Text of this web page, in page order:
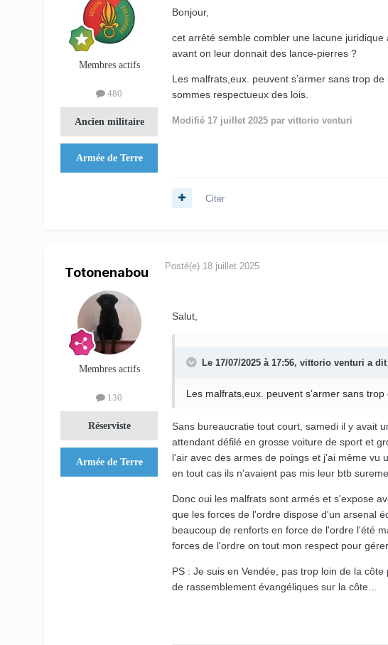
Membres actifs
480
Ancien militaire
Armée de Terre
Bonjour,
cet arrêté semble combler une lacune
avant on leur donnait des lance-pierres ?
Les malfrats,eux. peuvent s’armer sans trop
sommes respectueux des lois.
Modifié 17 juillet 2025 par vittorio venturi
Citer
Totonenabou
Membres actifs
130
Réserviste
Armée de Terre
Posté(e) 18 juillet 2025
Salut,
Le 17/07/2025 à 17:56, vittorio venturi a dit
Les malfrats,eux. peuvent s’armer sans
Sans bureaucratie tout court, samedi il y avait
attendant défilé en grosse voiture de sport et
l'air avec des armes de poings et j'ai même vu
en tout cas ils n'avaient pas mis leur btb
Donc oui les malfrats sont armés et s'expose
que les forces de l'ordre dispose d'un arsenal
beaucoup de renforts en force de l'ordre l'été
forces de l'ordre on tout mon respect pour
PS : Je suis en Vendée, pas trop loin de la
de rassemblement évangéliques sur la côte...